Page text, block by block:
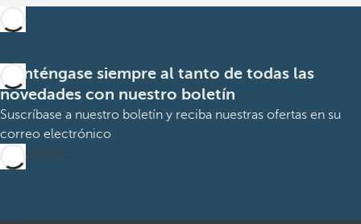
Manténgase siempre al tanto de todas las
novedades con nuestro boletín
Suscríbase a nuestro boletín y reciba nuestras ofertas en su
correo electrónico
Suscribirme